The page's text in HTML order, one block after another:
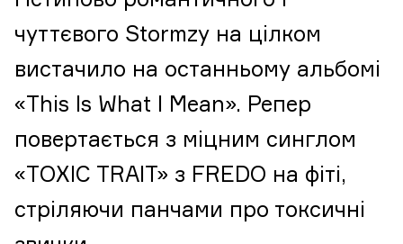
чуттєвого Stormzy на цілком
вистачило на останньому альбомі
«This Is What I Mean». Репер
повертається з міцним синглом
«TOXIC TRAIT» з FREDO на фіті,
стріляючи панчами про токсичні